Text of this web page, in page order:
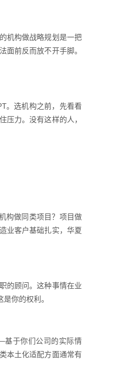
机构做战略规划是一把
面前反而放不开手脚。
。选机构之前，先看看
力。没有这样的人，
构做同类项目？项目做
业客户基础扎实，华夏
的顾问。这种事情在业
你的权利。
基于你们公司的实际情
本土化适配方面通常有